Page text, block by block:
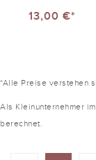
13,00 €*
*Alle Preise verstehen
Als Kleinunternehmer
berechnet.